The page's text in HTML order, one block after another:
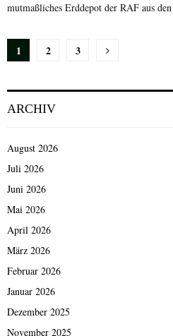
mutmaßliches Erddepot der RAF aus
Beiträge
1 2 3
ARCHIV
August 2026
Juli 2026
Juni 2026
Mai 2026
April 2026
März 2026
Februar 2026
Januar 2026
Dezember 2025
November 2025